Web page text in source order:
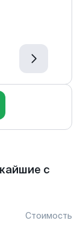
с
Стоимость